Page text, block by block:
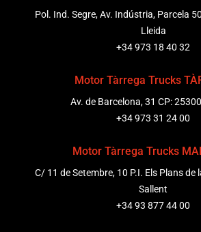
Pol. Ind. Segre, Av. Indústria, Parcela
Lleida
+34 973 18 40 32
Motor Tàrrega Trucks
Av. de Barcelona, 31 CP:
+34 973 31 24 00
Motor Tàrrega Trucks
C/ 11 de Setembre, 10 P.I. Els Plans de
Sallent
+34 93 877 44 00